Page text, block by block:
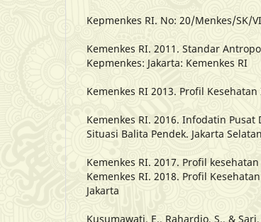
Kepmenkes RI. No: 20/Menkes/SK/
Kemenkes RI. 2011. Standar
Kepmenkes: Jakarta: Kemenkes RI
Kemenkes RI 2013. Profil
Kemenkes RI. 2016. Infodatin
Situasi Balita Pendek. Jakarta Selatan
Kemenkes RI. 2017. Profil
Kemenkes RI. 2018. Profil
Jakarta
Kusumawati, E., Rahardjo, S., &